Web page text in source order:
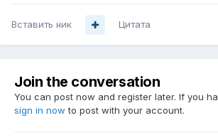
Вставить ник Цитата
Join the conversation
You can post now and register later. If you
sign in now to post with your account.